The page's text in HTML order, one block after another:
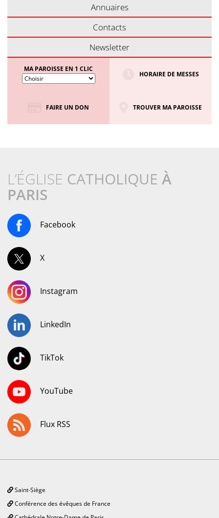
Annuaires
Contacts
Newsletter
MA PAROISSE EN 1 CLIC
HORAIRE DE MESSES
FAIRE UN DON TROUVER MA PAROISSE
L’ÉGLISE CATHOLIQUE À
PARIS
Facebook
X
Instagram
LinkedIn
TikTok
YouTube
Flux RSS
Saint-Siège
Conférence des évêques de France